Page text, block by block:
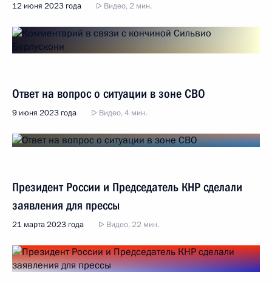
12 июня 2023 года Видео, 2 мин.
Ответ на вопрос о ситуации в зоне СВО
9 июня 2023 года Видео, 4 мин.
Президент России и Председатель КНР сделали
заявления для прессы
21 марта 2023 года Видео, 22 мин.